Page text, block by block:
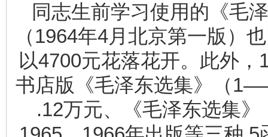
同志生前学习使用的《毛
（1964年4月北京第一版）
以4700元花落花开。此外，
书店版《毛泽东选集》（
.12万元、《毛泽东选集》